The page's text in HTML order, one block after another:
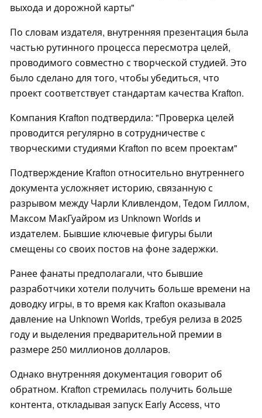
выхода и дорожной карты"
По словам издателя, внутренняя презентация была
частью рутинного процесса пересмотра целей,
проводимого совместно с творческой студией. Это
было сделано для того, чтобы убедиться, что
проект соответствует стандартам качества Krafton.
Компания Krafton подтвердила: "Проверка целей
проводится регулярно в сотрудничестве с
творческими студиями Krafton по всем проектам"
Подтверждение Krafton относительно внутреннего
документа усложняет историю, связанную с
разрывом между Чарли Кливлендом, Тедом Гиллом,
Максом МакГуайром из Unknown Worlds и
издателем. Бывшие ключевые фигуры были
смещены со своих постов на фоне задержки.
Ранее фанаты предполагали, что бывшие
разработчики хотели получить больше времени на
доводку игры, в то время как Krafton оказывала
давление на Unknown Worlds, требуя релиза в 2025
году и выделения предварительной премии в
размере 250 миллионов долларов.
Однако внутренняя документация говорит об
обратном. Krafton стремилась получить больше
контента, откладывая запуск Early Access, что